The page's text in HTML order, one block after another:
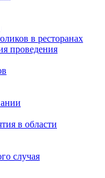
в ресторанах
проведения
в области
случая